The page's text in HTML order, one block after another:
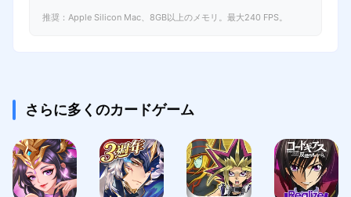
推奨：Apple Silicon Mac、8GB以上のメモリ。最大240 FPS。
さらに多くのカードゲーム